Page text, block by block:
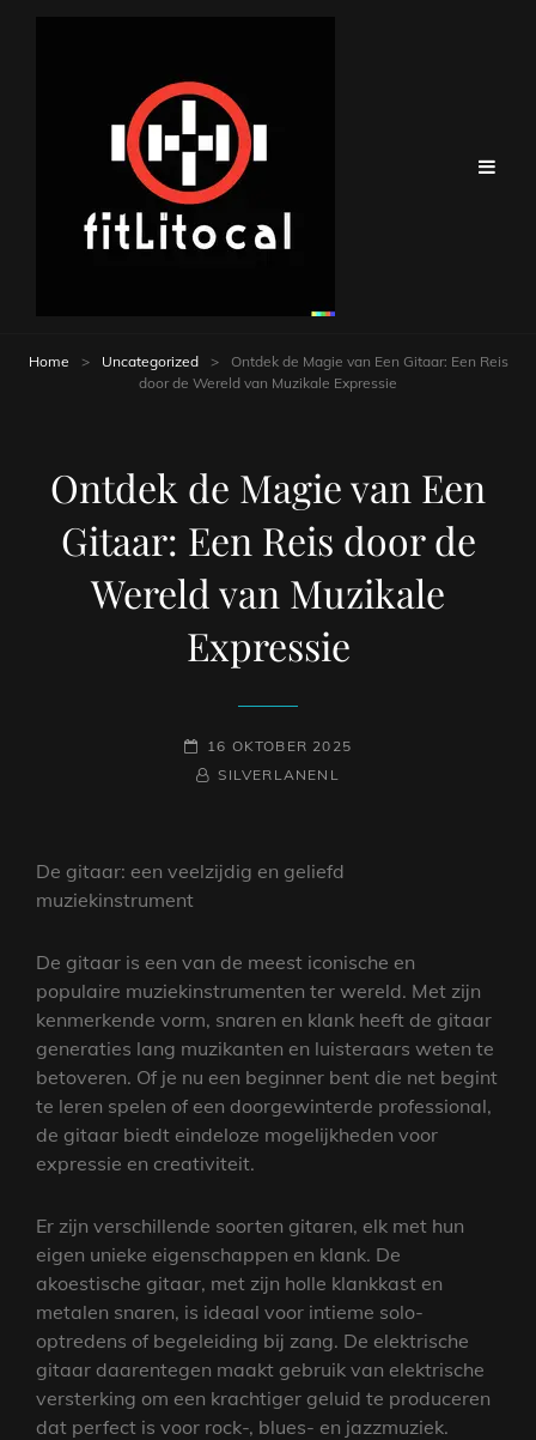
Home > Uncategorized >
Ontdek de Magie van Een Gitaar: Een Reis
door de Wereld van Muzikale Expressie
Ontdek de Magie van Een
Gitaar: Een Reis door de
Wereld van Muzikale
Expressie
GEPLAATST
OP
16 OKTOBER 2025
NAAMREGEL
BYLINE
SILVERLANENL
De gitaar: een veelzijdig en geliefd
muziekinstrument
De gitaar is een van de meest iconische en
populaire muziekinstrumenten ter wereld. Met zijn
kenmerkende vorm, snaren en klank heeft de gitaar
generaties lang muzikanten en luisteraars weten te
betoveren. Of je nu een beginner bent die net begint
te leren spelen of een doorgewinterde professional,
de gitaar biedt eindeloze mogelijkheden voor
expressie en creativiteit.
Er zijn verschillende soorten gitaren, elk met hun
eigen unieke eigenschappen en klank. De
akoestische gitaar, met zijn holle klankkast en
metalen snaren, is ideaal voor intieme solo-
optredens of begeleiding bij zang. De elektrische
gitaar daarentegen maakt gebruik van elektrische
versterking om een krachtiger geluid te produceren
dat perfect is voor rock-, blues- en jazzmuziek.